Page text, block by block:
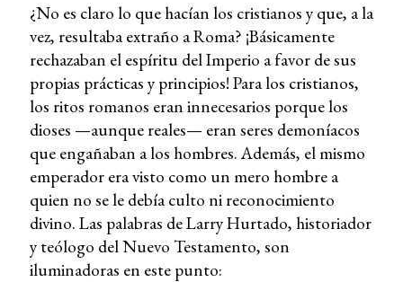
¿No es claro lo que hacían los cristianos y que, a la
vez, resultaba extraño a Roma? ¡Básicamente
rechazaban el espíritu del Imperio a favor de sus
propias prácticas y principios! Para los cristianos,
los ritos romanos eran innecesarios porque los
dioses —aunque reales— eran seres demoníacos
que engañaban a los hombres. Además, el mismo
emperador era visto como un mero hombre a
quien no se le debía culto ni reconocimiento
divino. Las palabras de Larry Hurtado, historiador
y teólogo del Nuevo Testamento, son
iluminadoras en este punto: